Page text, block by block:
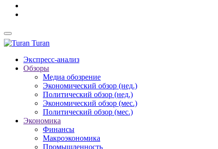
Turan
Экспресс-анализ
Обзоры
Медиа обозрение
Экономический обзор (нед.)
Политический обзор (нед.)
Экономический обзор (мес.)
Политический обзор (мес.)
Экономика
Финансы
Макроэкономика
Промышленность